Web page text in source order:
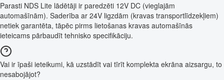
Parasti NDS Lite lādētāji ir paredzēti 12V DC (vieglajām
automašīnām). Saderība ar 24V ligzdām (kravas transportlīdzekļiem)
netiek garantēta, tāpēc pirms lietošanas kravas automašīnās
ieteicams pārbaudīt tehnisko specifikāciju.
Vai ir īpaši ieteikumi, kā uzstādīt vai tīrīt komplekta ekrāna aizsargu, to
nesabojājot?